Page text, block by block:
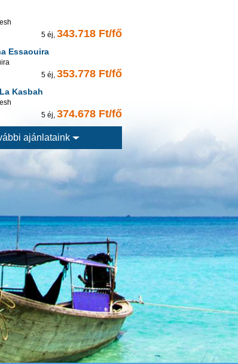
5 éj, 343.718 Ft/fő
Essaouira
5 éj, 353.778 Ft/fő
Kasbah
5 éj, 374.678 Ft/fő
ajánlataink